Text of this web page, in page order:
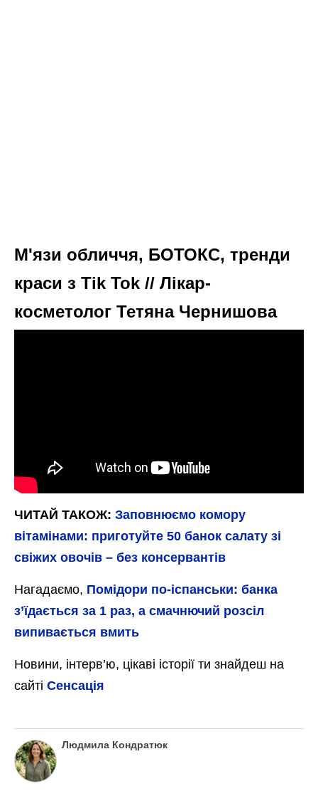
М'язи обличчя, БОТОКС, тренди
краси з Tik Tok // Лікар-
косметолог Тетяна Чернишова
ЧИТАЙ ТАКОЖ: Заповнюємо комору
вітамінами: приготуйте 50 банок салату зі
свіжих овочів – без консервантів
Нагадаємо, Помідори по-іспанськи: банка
з’їдається за 1 раз, а смачнючий розсіл
випивається вмить
Новини, інтерв’ю, цікаві історії ти знайдеш на
сайті Сенсація
Людмила Кондратюк